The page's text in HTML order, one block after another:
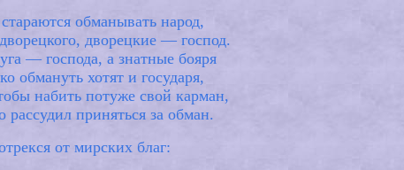
обманывать народ,
дворецкие — господ.
— господа, а знатные бояря
обмануть хотят и государя,
набить потуже свой карман,
рассудил приняться за обман.
от мирских благ: